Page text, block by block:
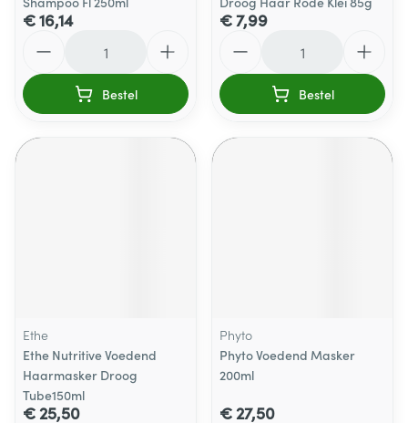
€ 16,14
Bestel
€ 7,99
Bestel
Ethe
Ethe Nutritive Voedend
Haarmasker Droog
Tube150ml
€ 25,50
Phyto
Phyto Voedend Masker
200ml
€ 27,50